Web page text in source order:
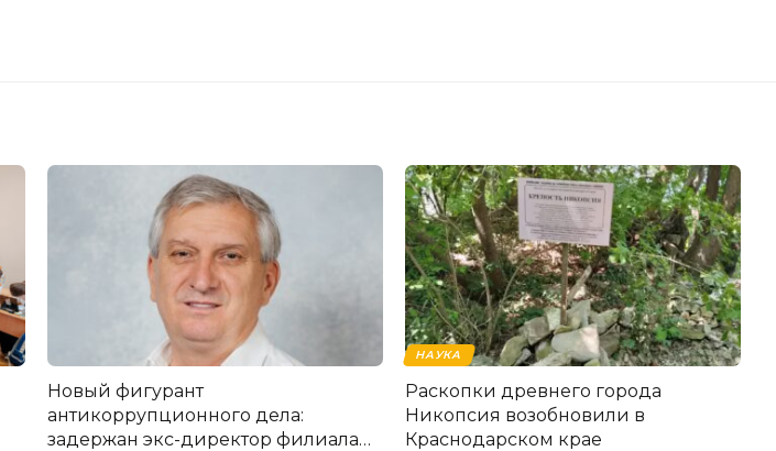
Новый фигурант
антикоррупционного дела:
задержан экс-директор филиала
НАУКА
Раскопки древнего города
Никопсия возобновили в
Краснодарском крае